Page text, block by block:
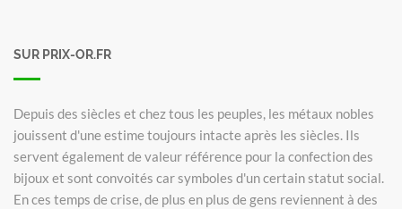
SUR PRIX-OR.FR
Depuis des siècles et chez tous les peuples, les métaux nobles
jouissent d'une estime toujours intacte après les siècles. Ils
servent également de valeur référence pour la confection des
bijoux et sont convoités car symboles d'un certain statut social.
En ces temps de crise, de plus en plus de gens reviennent à des